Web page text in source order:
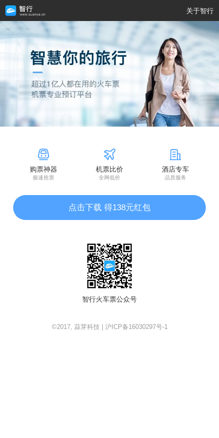
关于智行
购票神器
极速抢票
机票比价
全网低价
酒店专车
品质服务
点击下载 得138元红包
智行火车票公众号
©2017, 蒜芽科技 | 沪ICP备16030297号-1